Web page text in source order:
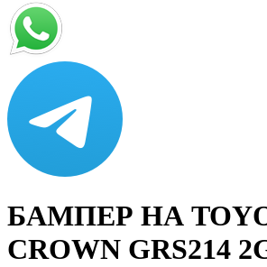
БАМПЕР НА
CROWN GRS214